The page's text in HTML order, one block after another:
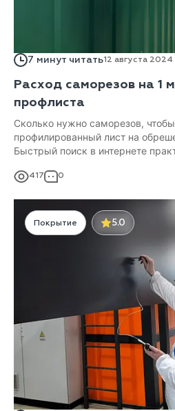
7 минут читать12 августа 2024
Расход саморезов на 1
профлиста
Сколько нужно саморезов,
профилированный лист на
Быстрый поиск в интернете
417 0
Покрытие 5.0